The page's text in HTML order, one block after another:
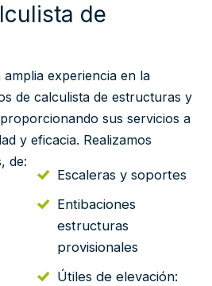
de
amplia experiencia en la
de calculista de estructuras y
sus servicios a
y eficacia. Realizamos
de:
Escaleras y soportes
Entibaciones
estructuras
provisionales
Útiles de elevación: